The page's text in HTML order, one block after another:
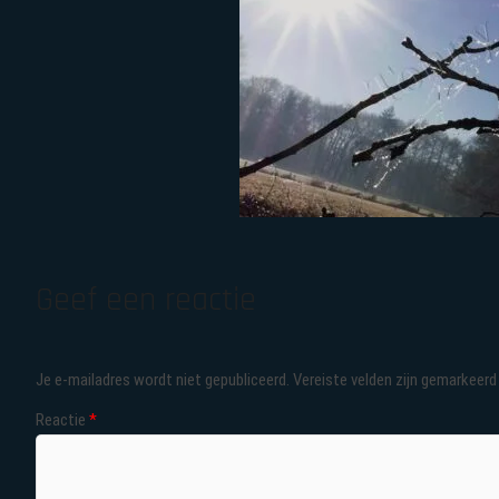
Je e-mailadres wordt niet gepubliceerd. Vereiste velden zijn
Reactie *